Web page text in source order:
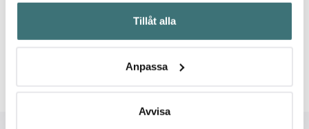
Samla in information om din geografiska plats som
kan ha en noggrannhet på upp till flera meter
Identifiera din enhet genom att aktivt skanna den för
Ta reda på mer om hur dina personliga uppgifter
Du kan ändra eller dra tillbaka ditt samtycke när som
Tillåt alla
Anpassa
Avvisa